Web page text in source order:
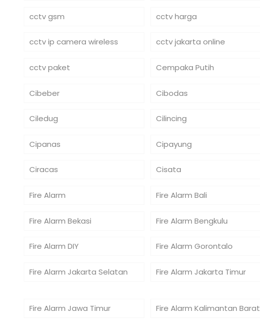
cctv gsm cctv harga
cctv ip camera wireless cctv jakarta online
cctv paket Cempaka Putih
Cibeber Cibodas
Ciledug Cilincing
Cipanas Cipayung
Ciracas Cisata
Fire Alarm Fire Alarm Bali
Fire Alarm Bekasi Fire Alarm Bengkulu
Fire Alarm DIY Fire Alarm Gorontalo
Fire Alarm Jakarta Selatan Fire Alarm Jakarta Timur
Fire Alarm Jawa Timur Fire Alarm Kalimantan Barat